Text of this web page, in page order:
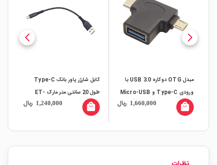
مبدل OTG دوکاره USB 3.0 با
ورودی Type-C و Micro-USB
1,660,000 ریال local_mall
کابل شارژر پاور بانک Type-C
طول 20 سانتی متر مارک ET-
LINK
1,240,000 ریال local_mall